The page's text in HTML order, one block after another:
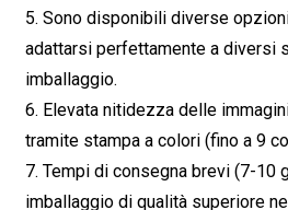
5. Sono disponibili diverse
adattarsi perfettamente a diversi
imballaggio.
6. Elevata nitidezza delle
tramite stampa a colori (fino a 9
7. Tempi di consegna brevi (7-10
imballaggio di qualità superiore